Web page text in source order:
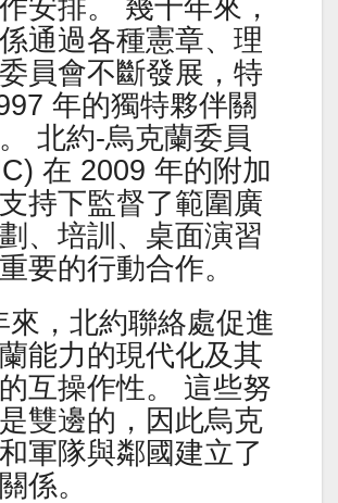
安排。 幾十年來，
通過各種憲章、理
員會不斷發展，特
年的獨特夥伴關
北約-烏克蘭委員
在 2009 年的附加
持下監督了範圍廣
、培訓、桌面演習
要的行動合作。
來，北約聯絡處促進
能力的現代化及其
互操作性。 這些努
雙邊的，因此烏克
軍隊與鄰國建立了
係。